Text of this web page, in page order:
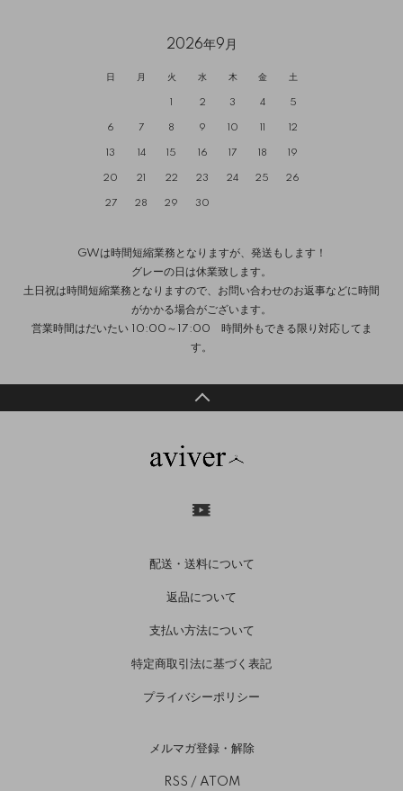
2026年9月
日 月 火 水 木 金 土
1 2 3 4 5
6 7 8 9 10 11 12
13 14 15 16 17 18 19
20 21 22 23 24 25 26
27 28 29 30
GWは時間短縮業務となりますが、発送もします！
グレーの日は休業致します。
土日祝は時間短縮業務となりますので、お問い合わせのお返事などに時間
がかかる場合がございます。
営業時間はだいたい 10:00～17:00 時間外もできる限り対応してま
す。
配送・送料について
返品について
支払い方法について
特定商取引法に基づく表記
プライバシーポリシー
メルマガ登録・解除
RSS / ATOM